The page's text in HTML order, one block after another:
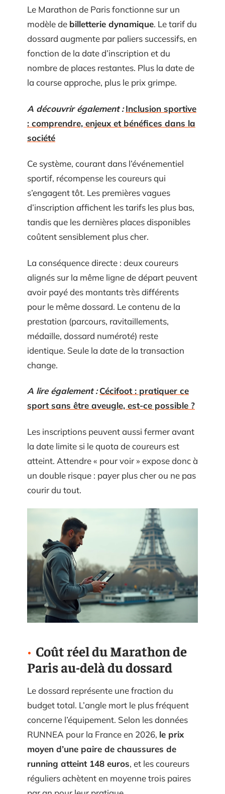
Le Marathon de Paris fonctionne sur un
modèle de billetterie dynamique. Le tarif du
dossard augmente par paliers successifs, en
fonction de la date d’inscription et du
nombre de places restantes. Plus la date de
la course approche, plus le prix grimpe.
A découvrir également : Inclusion sportive
: comprendre, enjeux et bénéfices dans la
société
Ce système, courant dans l’événementiel
sportif, récompense les coureurs qui
s’engagent tôt. Les premières vagues
d’inscription affichent les tarifs les plus bas,
tandis que les dernières places disponibles
coûtent sensiblement plus cher.
La conséquence directe : deux coureurs
alignés sur la même ligne de départ peuvent
avoir payé des montants très différents
pour le même dossard. Le contenu de la
prestation (parcours, ravitaillements,
médaille, dossard numéroté) reste
identique. Seule la date de la transaction
change.
A lire également : Cécifoot : pratiquer ce
sport sans être aveugle, est-ce possible ?
Les inscriptions peuvent aussi fermer avant
la date limite si le quota de coureurs est
atteint. Attendre « pour voir » expose donc à
un double risque : payer plus cher ou ne pas
courir du tout.
Coût réel du Marathon de
Paris au-delà du dossard
Le dossard représente une fraction du
budget total. L’angle mort le plus fréquent
concerne l’équipement. Selon les données
RUNNEA pour la France en 2026, le prix
moyen d’une paire de chaussures de
running atteint 148 euros, et les coureurs
réguliers achètent en moyenne trois paires